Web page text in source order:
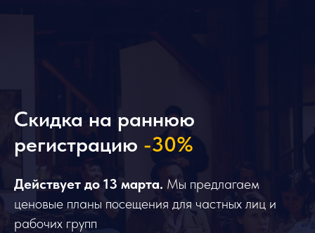
Скидка на раннюю
регистрацию -30%
Действует до 13 марта. Мы предлагаем
ценовые планы посещения для частных лиц и
рабочих групп